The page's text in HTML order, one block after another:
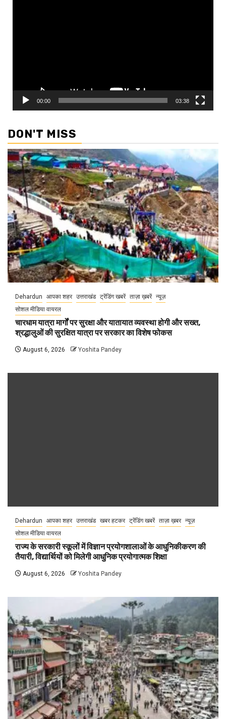
00:00 03:38
DON'T MISS
Dehardun आपका शहर उत्तराखंड ट्रेंडिंग खबरें ताज़ा ख़बरें न्यूज़
सोशल मीडिया वायरल
चारधाम यात्रा मार्गों पर सुरक्षा और यातायात व्यवस्था होगी और सख्त,
श्रद्धालुओं की सुरक्षित यात्रा पर सरकार का विशेष फोकस
August 6, 2026 Yoshita Pandey
Dehardun आपका शहर उत्तराखंड खबर हटकर ट्रेंडिंग खबरें ताज़ा ख़बर न्यूज़
सोशल मीडिया वायरल
राज्य के सरकारी स्कूलों में विज्ञान प्रयोगशालाओं के आधुनिकीकरण की
तैयारी, विद्यार्थियों को मिलेगी आधुनिक प्रयोगात्मक शिक्षा
August 6, 2026 Yoshita Pandey